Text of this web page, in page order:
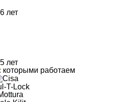
лет
лет
которыми работаем